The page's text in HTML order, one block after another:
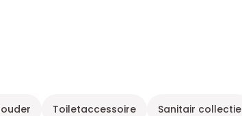
Toiletaccessoire Sanitair collectie